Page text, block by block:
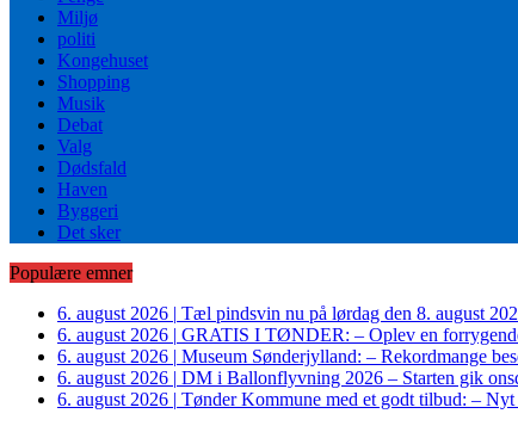
Miljø
politi
Kongehuset
Shopping
Musik
Debat
Valg
Dødsfald
Haven
Byggeri
Det sker
Populære emner
6. august 2026 | Tæl pindsvin nu på lørdag den 8. august
6. august 2026 | GRATIS I TØNDER: – Oplev en
6. august 2026 | Museum Sønderjylland: – Rekordmange
6. august 2026 | DM i Ballonflyvning 2026 – Starten gik
6. august 2026 | Tønder Kommune med et godt tilbud: –